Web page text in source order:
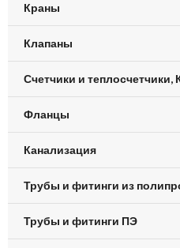
Краны
Клапаны
Счетчики и теплосчетчики,
Фланцы
Канализация
Трубы и фитинги из
Трубы и фитинги ПЭ